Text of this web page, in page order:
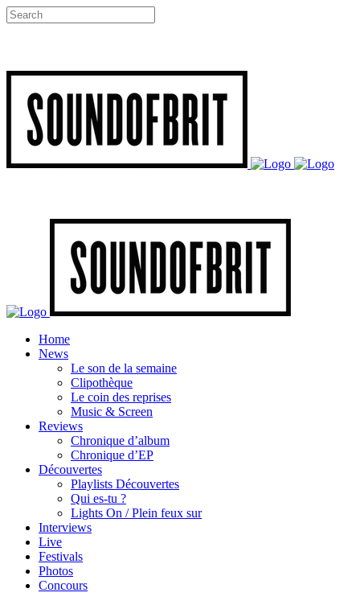
Home
News
Le son de la semaine
Clipothèque
Le coin des reprises
Music & Screen
Reviews
Chronique d’album
Chronique d’EP
Découvertes
Playlists Découvertes
Qui es-tu ?
Lights On / Plein feux sur
Interviews
Live
Festivals
Photos
Concours